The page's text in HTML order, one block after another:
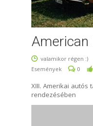
American
valamikor régen :)
Események
0
XIII. Amerikai autós
rendezésében